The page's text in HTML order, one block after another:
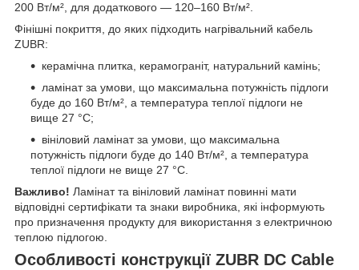
200 Вт/м², для додаткового — 120–160 Вт/м².
Фінішні покриття, до яких підходить нагрівальний кабель
ZUBR:
керамічна плитка, керамограніт, натуральний камінь;
ламінат за умови, що максимальна потужність підлоги
буде до 160 Вт/м², а температура теплої підлоги не
вище 27 °C;
вініловий ламінат за умови, що максимальна
потужність підлоги буде до 140 Вт/м², а температура
теплої підлоги не вище 27 °C.
Важливо! Ламінат та вініловий ламінат повинні мати
відповідні сертифікати та знаки виробника, які інформують
про призначення продукту для використання з електричною
теплою підлогою.
Особливості конструкції ZUBR DC Cable